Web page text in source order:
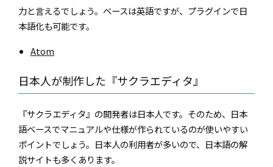
力と言えるでしょう。ベースは英語ですが、プラグインで日
本語化も可能です。
Atom
日本人が制作した『サクラエディタ』
『サクラエディタ』の開発者は日本人です。そのため、日本
語ベースでマニュアルや仕様が作られているのが使いやすい
ポイントでしょう。日本人の利用者が多いので、日本語の解
説サイトも多くあります。